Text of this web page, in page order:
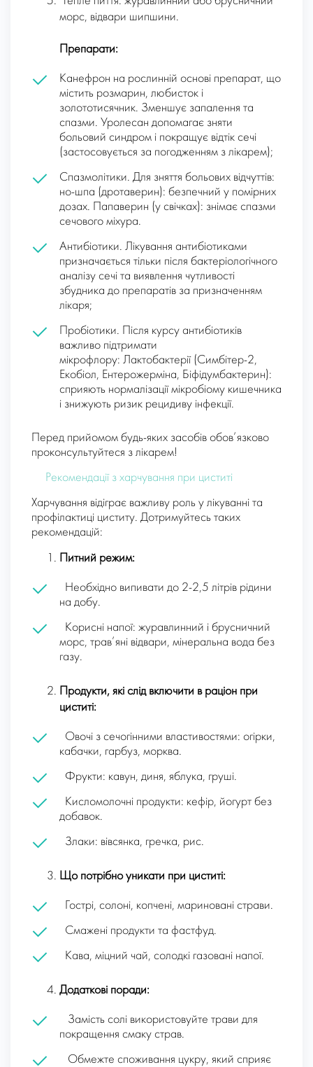
морс, відвари шипшини.
Препарати:
Канефрон на рослинній основі препарат, що
містить розмарин, любисток і
золототисячник. Зменшує запалення та
спазми. Уролесан допомагає зняти
больовий синдром і покращує відтік сечі
(застосовується за погодженням з лікарем);
Спазмолітики. Для зняття больових відчуттів:
но-шпа (дротаверин): безпечний у помірних
дозах. Папаверин (у свічках): знімає спазми
сечового міхура.
Антибіотики. Лікування антибіотиками
призначається тільки після бактеріологічного
аналізу сечі та виявлення чутливості
збудника до препаратів за призначенням
лікаря;
Пробіотики. Після курсу антибіотиків
важливо підтримати
мікрофлору: Лактобактерії (Симбітер-2,
Екобіол, Ентерожерміна, Біфідумбактерин):
сприяють нормалізації мікробіому кишечника
і знижують ризик рецидиву інфекції.
Перед прийомом будь-яких засобів обов’язково
проконсультуйтеся з лікарем!
Рекомендації з харчування при циститі
Харчування відіграє важливу роль у лікуванні та
профілактиці циститу. Дотримуйтесь таких
рекомендацій:
Питний режим:
Необхідно випивати до 2-2,5 літрів рідини
на добу.
Корисні напої: журавлинний і брусничний
морс, трав’яні відвари, мінеральна вода без
газу.
Продукти, які слід включити в раціон при
циститі:
Овочі з сечогінними властивостями: огірки,
кабачки, гарбуз, морква.
Фрукти: кавун, диня, яблука, груші.
Кисломолочні продукти: кефір, йогурт без
добавок.
Злаки: вівсянка, гречка, рис.
Що потрібно уникати при циститі:
Гострі, солоні, копчені, мариновані страви.
Смажені продукти та фастфуд.
Кава, міцний чай, солодкі газовані напої.
Додаткові поради:
Замість солі використовуйте трави для
покращення смаку страв.
Обмежте споживання цукру, який сприяє